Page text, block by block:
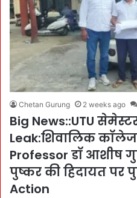
Chetan Gurung 2 weeks ago
Big News::UTU
Leak:शिवालिक
Professor डॉ आशीष
पुष्कर की हिदायत
Action